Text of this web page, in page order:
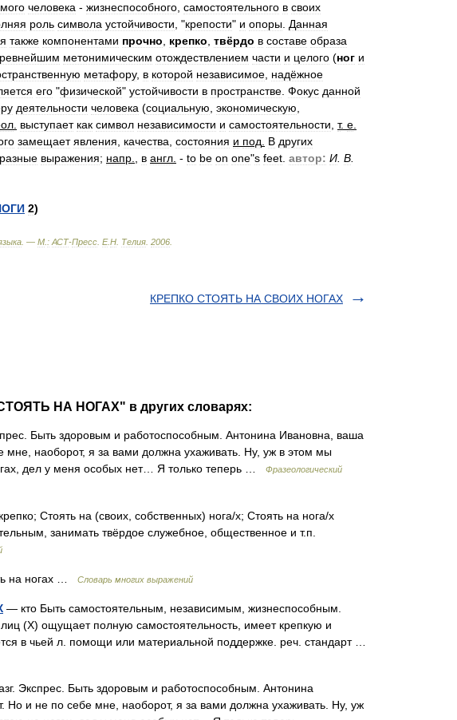
человека - жизнеспособного самостоятельного в своих
роль символа устойчивости , "крепости" и опоры Данная
также компонентами прочно крепко твёрдо в составе образа
метонимическим отождествлением части и целого (ног и
метафору, в которой независимое надёжное
его "физической" устойчивости в пространстве Фокус данной
деятельности человека (социальную экономическую
выступает как символ независимости и самостоятельности т. е
замещает явления качества состояния и под В других
выражения; напр в англ - to be on one"s feet автор: И В
2)
. — М : АСТ-Пресс Е.Н Телия 2006
КРЕПКО СТОЯТЬ НА СВОИХ НОГАХ
НА НОГАХ" в других словарях:
Быть здоровым и работоспособным. Антонина Ивановна, ваша
мне, наоборот, я за вами должна ухаживать. Ну, уж в этом мы
дел у меня особых нет… Я только теперь …
Фразеологический
Стоять на (своих, собственных) нога/х; Стоять на нога/х
занимать твёрдое служебное, общественное и т.п.
на ногах … Словарь многих выражений
— кто Быть самостоятельным, независимым, жизнеспособным.
(Х) ощущает полную самостоятельность, имеет крепкую и
в чьей л. помощи или материальной поддержке. реч. стандарт …
Экспрес. Быть здоровым и работоспособным. Антонина
Но и не по себе мне, наоборот, я за вами должна ухаживать. Ну, уж